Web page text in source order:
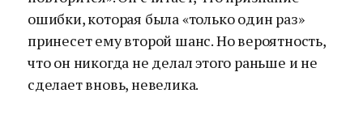
ошибки, которая была «только один раз»
принесет ему второй шанс. Но вероятность,
что он никогда не делал этого раньше и не
сделает вновь, невелика.